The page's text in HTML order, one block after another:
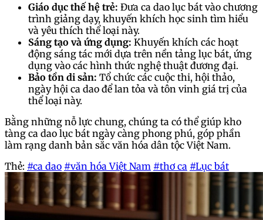
Giáo dục thế hệ trẻ: Đưa ca dao lục bát vào chương
trình giảng dạy, khuyến khích học sinh tìm hiểu
và yêu thích thể loại này.
Sáng tạo và ứng dụng: Khuyến khích các hoạt
động sáng tác mới dựa trên nền tảng lục bát, ứng
dụng vào các hình thức nghệ thuật đương đại.
Bảo tồn di sản: Tổ chức các cuộc thi, hội thảo,
ngày hội ca dao để lan tỏa và tôn vinh giá trị của
thể loại này.
Bằng những nỗ lực chung, chúng ta có thể giúp kho
tàng ca dao lục bát ngày càng phong phú, góp phần
làm rạng danh bản sắc văn hóa dân tộc Việt Nam.
Thẻ: #ca dao #văn hóa Việt Nam #thơ ca #Lục bát